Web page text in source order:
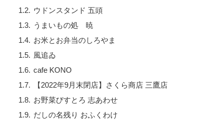
ウドンスタンド 五頭
うまいもの処 暁
お米とお弁当のしろやま
風追ゐ
cafe KONO
【2022年9月末閉店】さくら商店 三鷹店
お野菜びすとろ 志あわせ
だしの名残り おふくわけ